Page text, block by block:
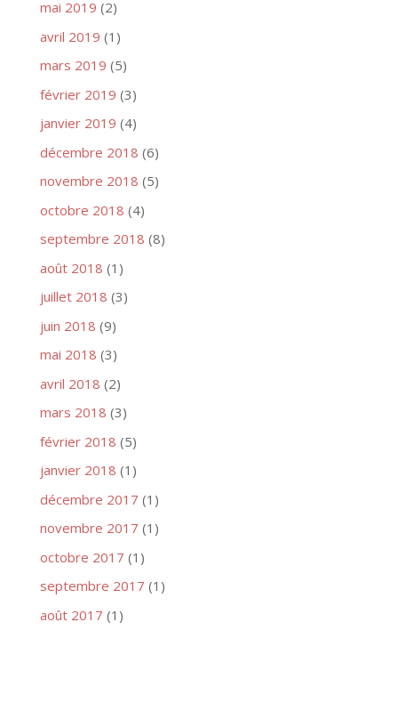
mai 2019 (2)
avril 2019 (1)
mars 2019 (5)
février 2019 (3)
janvier 2019 (4)
décembre 2018 (6)
novembre 2018 (5)
octobre 2018 (4)
septembre 2018 (8)
août 2018 (1)
juillet 2018 (3)
juin 2018 (9)
mai 2018 (3)
avril 2018 (2)
mars 2018 (3)
février 2018 (5)
janvier 2018 (1)
décembre 2017 (1)
novembre 2017 (1)
octobre 2017 (1)
septembre 2017 (1)
août 2017 (1)